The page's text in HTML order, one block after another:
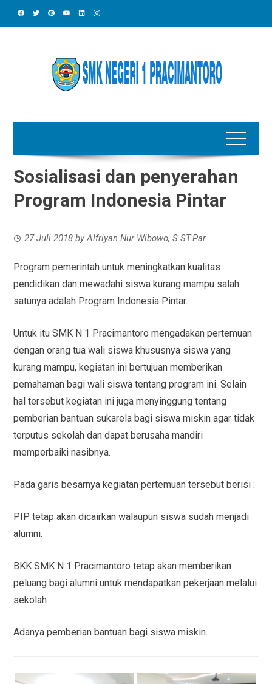
Sosialisasi dan penyerahan
Program Indonesia Pintar
27 Juli 2018 byAlfriyan Nur Wibowo, S.ST.Par
Program pemerintah untuk meningkatkan kualitas
pendidikan dan mewadahi siswa kurang mampu salah
satunya adalah Program Indonesia Pintar.
Untuk itu SMK N 1 Pracimantoro mengadakan pertemuan
dengan orang tua wali siswa khususnya siswa yang
kurang mampu, kegiatan ini bertujuan memberikan
pemahaman bagi wali siswa tentang program ini. Selain
hal tersebut kegiatan ini juga menyinggung tentang
pemberian bantuan sukarela bagi siswa miskin agar tidak
terputus sekolah dan dapat berusaha mandiri
memperbaiki nasibnya.
Pada garis besarnya kegiatan pertemuan tersebut berisi :
PIP tetap akan dicairkan walaupun siswa sudah menjadi
alumni.
BKK SMK N 1 Pracimantoro tetap akan memberikan
peluang bagi alumni untuk mendapatkan pekerjaan melalui
sekolah
Adanya pemberian bantuan bagi siswa miskin.